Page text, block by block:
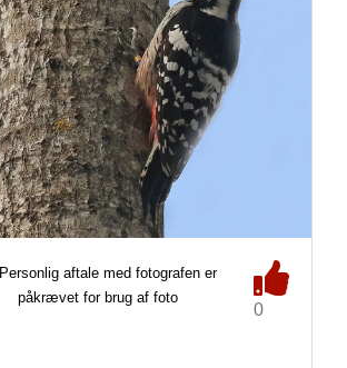
Personlig aftale med fotografen er
påkrævet for brug af foto
0